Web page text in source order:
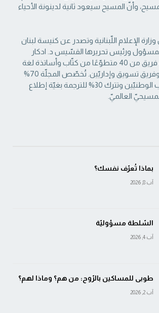
وأنّ المسيح ‏سيعود ثانية لدينونة الأحياء
الإعلام اللّبنانية وتصدر عن كنيسة لبنان
المسؤول ‏ورئيس تحريرها القسّيس د. ادكار
طرابلسي، ويُعاونه فريق من 40 متطوّعًا من كتّاب وأساتذة لغة
‏وإخراج ومصوّرين وفريق تسويق وإداريّين. تُخصّص المجلّة 70%
من مقالاتها للكتّاب الوطنيّين ‏وتترك 30% للترجمة بغيّة إطلاع
العالميّ.‏
بماذا تُعرّف نفسك؟
آب 8, 2026
السّلطة مسؤوليّة
آب 4, 2026
طوبى للمساكين بالرّوح: من هم؟ وماذا لهم؟
آب 2, 2026